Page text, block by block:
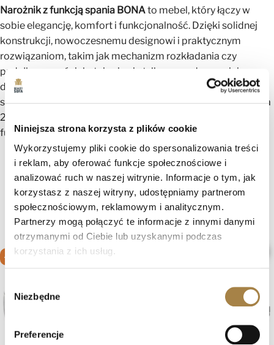
Niniejsza strona korzysta z plików cookie
Wykorzystujemy pliki cookie do spersonalizowania treści
i reklam, aby oferować funkcje społecznościowe i
analizować ruch w naszej witrynie. Informacje o tym, jak
korzystasz z naszej witryny, udostępniamy partnerom
społecznościowym, reklamowym i analitycznym.
Partnerzy mogą połączyć te informacje z innymi danymi
otrzymanymi od Ciebie lub uzyskanymi podczas
korzystania z ich usług.
zgody
Niezbędne
Preferencje
Narożnik z funkcją spania BONAto mebel, który łączy w
sobie elegancję, komfort i funkcjonalność. Dzięki solidnej
konstrukcji, nowoczesnemu designowi i praktycznym
rozwiązaniom, takim jak mechanizm rozkładania czy
pudełko na pościel, staje się nie tylko wygodnym miejscem
do siedzenia, ale również doskonałym rozwiązaniem do
spania. Idealny wybór do każdego salonu, który szuka mebla
2w1 – wygodnego do codziennego wypoczynku i
funkcjonalnego łóżka na noc.
Zobacz także
-10%